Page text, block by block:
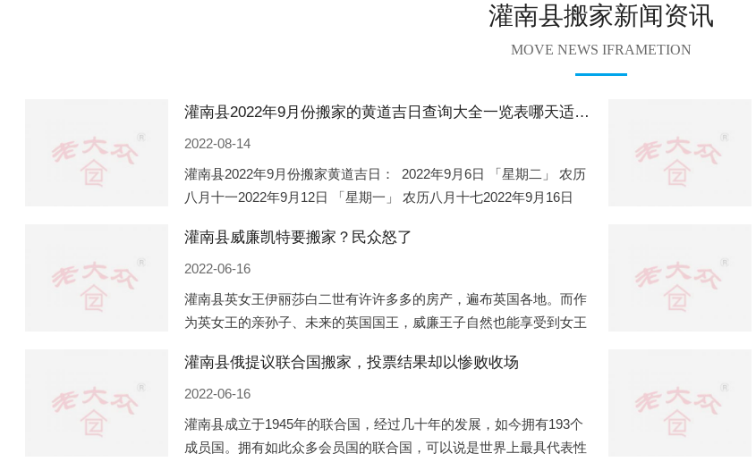
灌南县搬家新闻资讯
MOVE NEWS IFRAMETION
灌南县2022年9月份搬家的黄道吉日查询大全一览表哪天适合搬家好日子
2022-08-14
灌南县2022年9月份搬家黄道吉日： 2022年9月6日 「星期二」 农历
八月十一2022年9月12日 「星期一」 农历八月十七2022年9月16日
灌南县威廉凯特要搬家？民众怒了
2022-06-16
灌南县英女王伊丽莎白二世有许许多多的房产，遍布英国各地。而作
为英女王的亲孙子、未来的英国国王，威廉王子自然也能享受到女王
是位于伦敦的肯辛顿宫，一处
灌南县俄提议联合国搬家，投票结果却以惨败收场
2022-06-16
灌南县成立于1945年的联合国，经过几十年的发展，如今拥有193个
成员国。拥有如此众多会员国的联合国，可以说是世界上最具代表性